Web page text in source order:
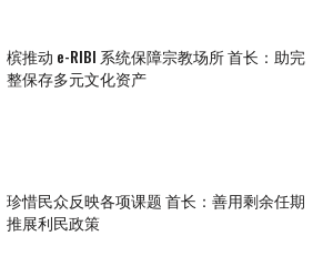
槟推动 e-RIBI 系统保障宗教场所 首长：助完
整保存多元文化资产
珍惜民众反映各项课题 首长：善用剩余任期
推展利民政策